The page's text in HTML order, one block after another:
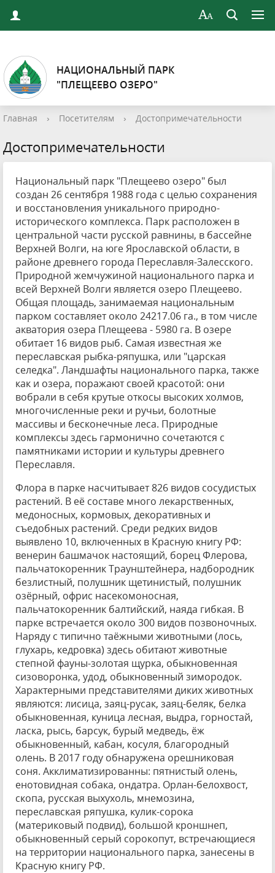
НАЦИОНАЛЬНЫЙ ПАРК
"ПЛЕЩЕЕВО ОЗЕРО"
Главная › Посетителям › Достопримечательности
Достопримечательности
Национальный парк "Плещеево озеро" был
создан 26 сентября 1988 года с целью сохранения
и восстановления уникального природно-
исторического комплекса. Парк расположен в
центральной части русской равнины, в бассейне
Верхней Волги, на юге Ярославской области, в
районе древнего города Переславля-Залесского.
Природной жемчужиной национального парка и
всей Верхней Волги является озеро Плещеево.
Общая площадь, занимаемая национальным
парком составляет около 24217.06 га., в том числе
акватория озера Плещеева - 5980 га. В озере
обитает 16 видов рыб. Самая известная же
переславская рыбка-ряпушка, или "царская
селедка". Ландшафты национального парка, также
как и озера, поражают своей красотой: они
вобрали в себя крутые откосы высоких холмов,
многочисленные реки и ручьи, болотные
массивы и бесконечные леса. Природные
комплексы здесь гармонично сочетаются с
памятниками истории и культуры древнего
Переславля.
Флора в парке насчитывает 826 видов сосудистых
растений. В её составе много лекарственных,
медоносных, кормовых, декоративных и
съедобных растений. Среди редких видов
выявлено 10, включенных в Красную книгу РФ:
венерин башмачок настоящий, борец Флерова,
пальчатокоренник Траунштейнера, надбородник
безлистный, полушник щетинистый, полушник
озёрный, офрис насекомоносная,
пальчатокоренник балтийский, наяда гибкая. В
парке встречается около 300 видов позвоночных.
Наряду с типично таёжными животными (лось,
глухарь, кедровка) здесь обитают животные
степной фауны-золотая щурка, обыкновенная
сизоворонка, удод, обыкновенный зимородок.
Характерными представителями диких животных
являются: лисица, заяц-русак, заяц-беляк, белка
обыкновенная, куница лесная, выдра, горностай,
ласка, рысь, барсук, бурый медведь, ёж
обыкновенный, кабан, косуля, благородный
олень. В 2017 году обнаружена орешниковая
соня. Акклиматизированны: пятнистый олень,
енотовидная собака, ондатра. Орлан-белохвост,
скопа, русская выхухоль, мнемозина,
переславская ряпушка, кулик-сорока
(материковый подвид), большой кроншнеп,
обыкновенный серый сорокопут, встречающиеся
на территории национального парка, занесены в
Красную книгу РФ.